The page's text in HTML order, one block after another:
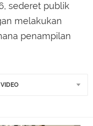
sederet publik
melakukan
penampilan